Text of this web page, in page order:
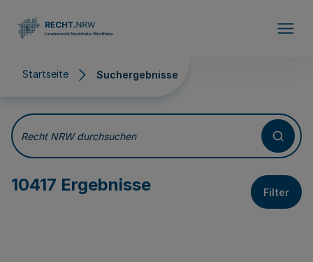
Startseite Suchergebnisse
Suchergebnisse
Recht NRW durchsuchen
10417 Ergebnisse Filter